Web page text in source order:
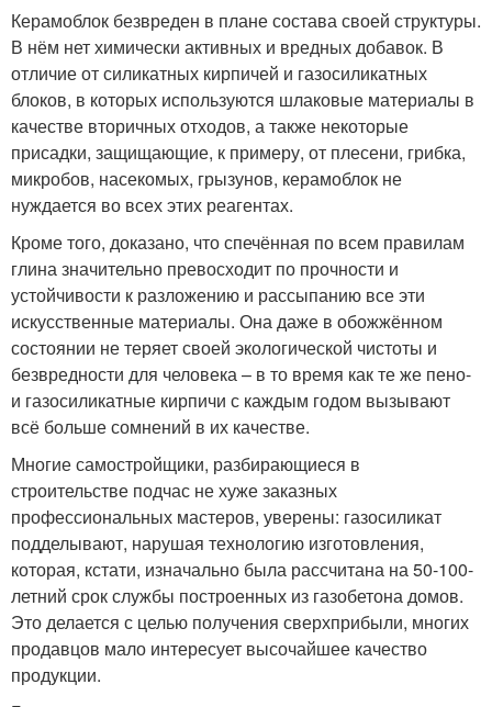
Керамоблок безвреден в плане состава своей структуры.
В нём нет химически активных и вредных добавок. В
отличие от силикатных кирпичей и газосиликатных
блоков, в которых используются шлаковые материалы в
качестве вторичных отходов, а также некоторые
присадки, защищающие, к примеру, от плесени, грибка,
микробов, насекомых, грызунов, керамоблок не
нуждается во всех этих реагентах.
Кроме того, доказано, что спечённая по всем правилам
глина значительно превосходит по прочности и
устойчивости к разложению и рассыпанию все эти
искусственные материалы. Она даже в обожжённом
состоянии не теряет своей экологической чистоты и
безвредности для человека – в то время как те же пено-
и газосиликатные кирпичи с каждым годом вызывают
всё больше сомнений в их качестве.
Многие самостройщики, разбирающиеся в
строительстве подчас не хуже заказных
профессиональных мастеров, уверены: газосиликат
подделывают, нарушая технологию изготовления,
которая, кстати, изначально была рассчитана на 50-100-
летний срок службы построенных из газобетона домов.
Это делается с целью получения сверхприбыли, многих
продавцов мало интересует высочайшее качество
продукции.